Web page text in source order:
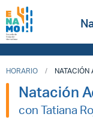
HORARIO NATACIÓN
Natación
con Tatiana